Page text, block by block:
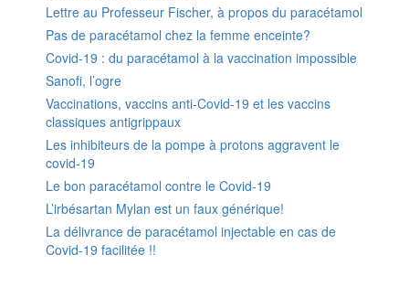
Lettre au Professeur Fischer, à propos du paracétamol
Pas de paracétamol chez la femme enceinte?
Covid-19 : du paracétamol à la vaccination impossible
Sanofi, l’ogre
Vaccinations, vaccins anti-Covid-19 et les vaccins
classiques antigrippaux
Les inhibiteurs de la pompe à protons aggravent le
covid-19
Le bon paracétamol contre le Covid-19
L’irbésartan Mylan est un faux générique!
La délivrance de paracétamol injectable en cas de
Covid-19 facilitée !!